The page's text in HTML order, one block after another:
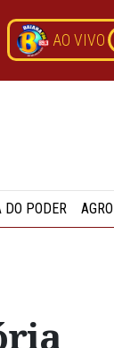
AO VIVO
DO PODER AGRO